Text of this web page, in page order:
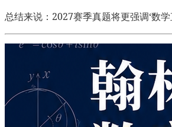
总结来说：2027赛季真题将更强调‘数